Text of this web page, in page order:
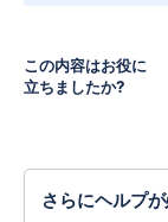
この内容はお役に
立ちましたか?
さらにヘルプ